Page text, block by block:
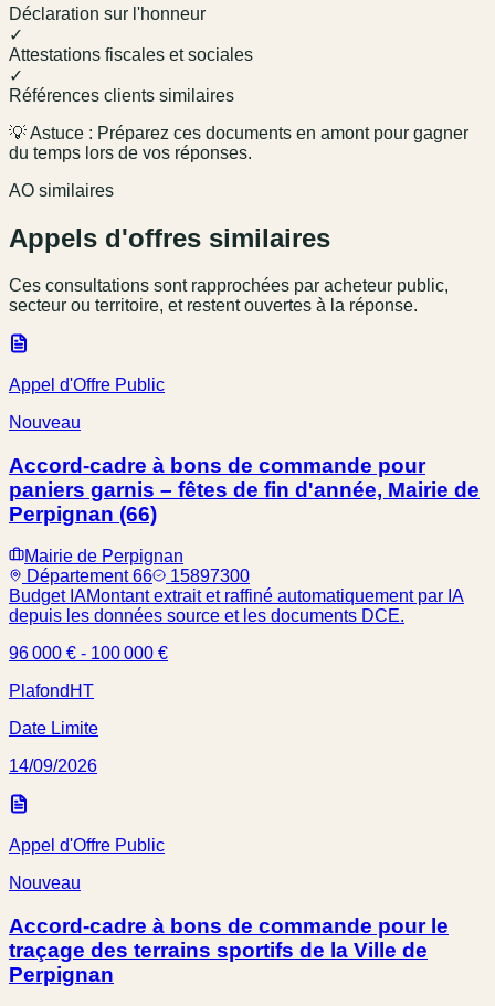
Déclaration sur l'honneur
✓
Attestations fiscales et sociales
✓
Références clients similaires
💡 Astuce : Préparez ces documents en amont pour gagner
du temps lors de vos réponses.
AO similaires
Appels d'offres similaires
Ces consultations sont rapprochées par acheteur public,
secteur ou territoire, et restent ouvertes à la réponse.
Appel d'Offre Public
Nouveau
Accord-cadre à bons de commande pour
paniers garnis – fêtes de fin d'année, Mairie de
Perpignan (66)
Mairie de Perpignan
Département 66
15897300
Budget IAMontant extrait et raffiné automatiquement par IA
depuis les données source et les documents DCE.
96 000 € - 100 000 €
Plafond HT
Date Limite
14/09/2026
Appel d'Offre Public
Nouveau
Accord-cadre à bons de commande pour le
traçage des terrains sportifs de la Ville de
Perpignan